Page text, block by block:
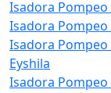
Isadora Pompeo
Isadora
Isadora
Eyshila
Isadora Pompeo